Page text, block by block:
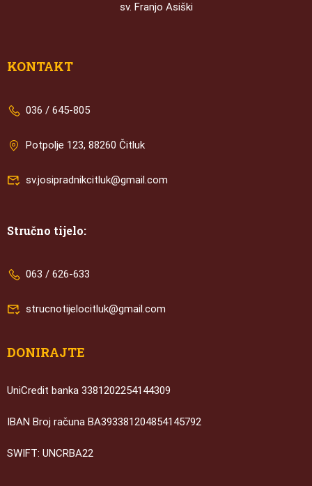
sv. Franjo Asiški
KONTAKT
036 / 645-805
Potpolje 123, 88260 Čitluk
sv.josipradnikcitluk@gmail.com
Stručno tijelo:
063 / 626-633
strucnotijelocitluk@gmail.com
DONIRAJTE
UniCredit banka 3381202254144309
IBAN Broj računa BA393381204854145792
SWIFT: UNCRBA22